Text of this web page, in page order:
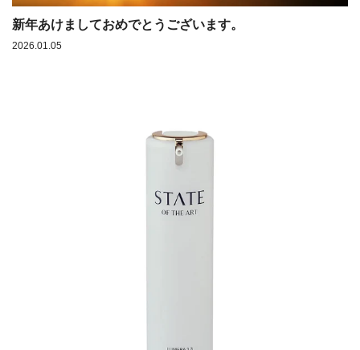
新年あけましておめでとうございます。
2026.01.05